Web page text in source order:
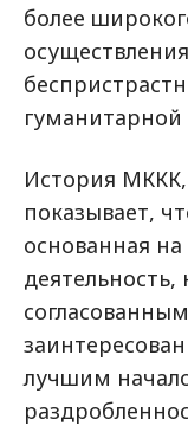
более
гуманитарной
История
показывает,
основанная
деятельность,
лучшим